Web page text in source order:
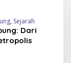
, Sejarah
Dari